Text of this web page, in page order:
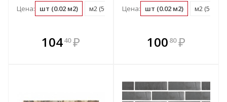
Цена: шт (0.02 м2) м2 (50 шт) поддон (480 шт)
10440 ₽
В комплекте
всегда выгоднее!
Цена: шт (0.02 м2) м2 (50 шт)
В комплекте
всегда выгоднее!
100 80 ₽